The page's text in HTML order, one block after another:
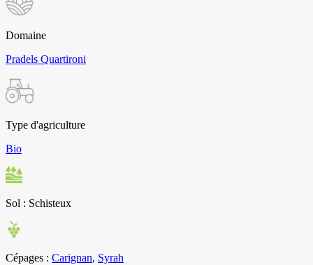
Domaine
Pradels Quartironi
Type d'agriculture
Bio
Sol : Schisteux
Cépages : Carignan, Syrah